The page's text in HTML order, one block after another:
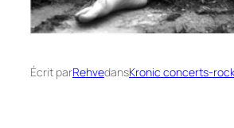
Écrit parRehvedansKronic concerts-